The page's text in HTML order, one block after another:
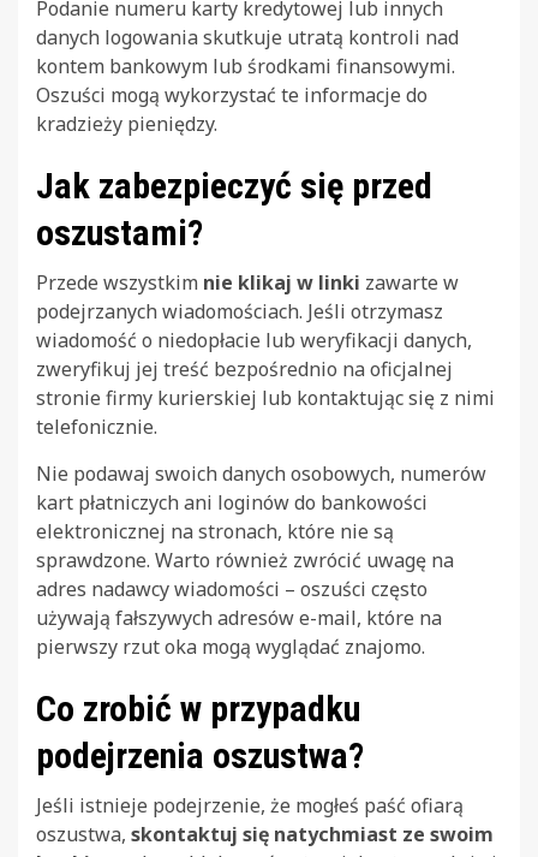
Podanie numeru karty kredytowej lub innych
danych logowania skutkuje utratą kontroli nad
kontem bankowym lub środkami finansowymi.
Oszuści mogą wykorzystać te informacje do
kradzieży pieniędzy.
Jak zabezpieczyć się przed
oszustami?
Przede wszystkim nie klikaj w linki zawarte w
podejrzanych wiadomościach. Jeśli otrzymasz
wiadomość o niedopłacie lub weryfikacji danych,
zweryfikuj jej treść bezpośrednio na oficjalnej
stronie firmy kurierskiej lub kontaktując się z nimi
telefonicznie.
Nie podawaj swoich danych osobowych, numerów
kart płatniczych ani loginów do bankowości
elektronicznej na stronach, które nie są
sprawdzone. Warto również zwrócić uwagę na
adres nadawcy wiadomości – oszuści często
używają fałszywych adresów e-mail, które na
pierwszy rzut oka mogą wyglądać znajomo.
Co zrobić w przypadku
podejrzenia oszustwa?
Jeśli istnieje podejrzenie, że mogłeś paść ofiarą
oszustwa, skontaktuj się natychmiast ze swoim